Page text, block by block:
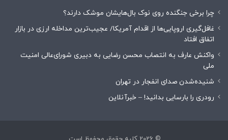
چرا برخی جنگنده روی نوک بال‌هایشان موشک‌ دارند؟
غافل‌گیری اروپایی‌ها از اقدام آمریکا/ عجیب‌ترین مداخله ارزی در بازار
اتفاق افتاد
واکنش عارف به انتصاب محسن رضایی به دبیری شورای‌عالی امنیت
ملی
شنیده‌شدن صدای انفجار در تهران
رودری را بارسایی بدانید! – خبرآنلاین